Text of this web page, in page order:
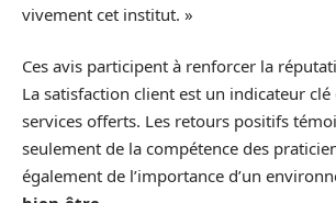
vivement cet institut. »
Ces avis participent à renforcer la
La satisfaction client est un indicateur
services offerts. Les retours positifs
seulement de la compétence des
également de l’importance d’un